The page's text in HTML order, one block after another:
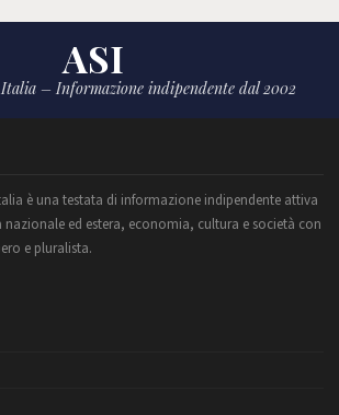
ASI
Italia – Informazione indipendente dal 2002
è una testata di informazione indipendente attiva
nazionale ed estera, economia, cultura e società con
e pluralista.